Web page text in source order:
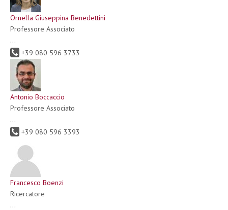
Ornella Giuseppina Benedettini
Professore Associato
...
+39 080 596 3733
Antonio Boccaccio
Professore Associato
...
+39 080 596 3393
Francesco Boenzi
Ricercatore
...